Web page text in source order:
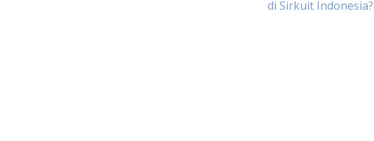
di Sirkuit Indonesia?